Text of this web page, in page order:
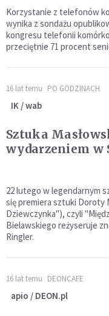
Korzystanie z telefonów
wynika z sondażu
kongresu telefonii
przeciętnie 71 procent
16 lat temu PO GODZINACH
IK / wab
Sztuka
wydarzeniem w
22 lutego w legendarnym
się premiera sztuki Doroty
Dziewczynka"), czyli
Bielawskiego reżyseruje
Ringler.
16 lat temu DEONCAFE
apio / DEON.pl